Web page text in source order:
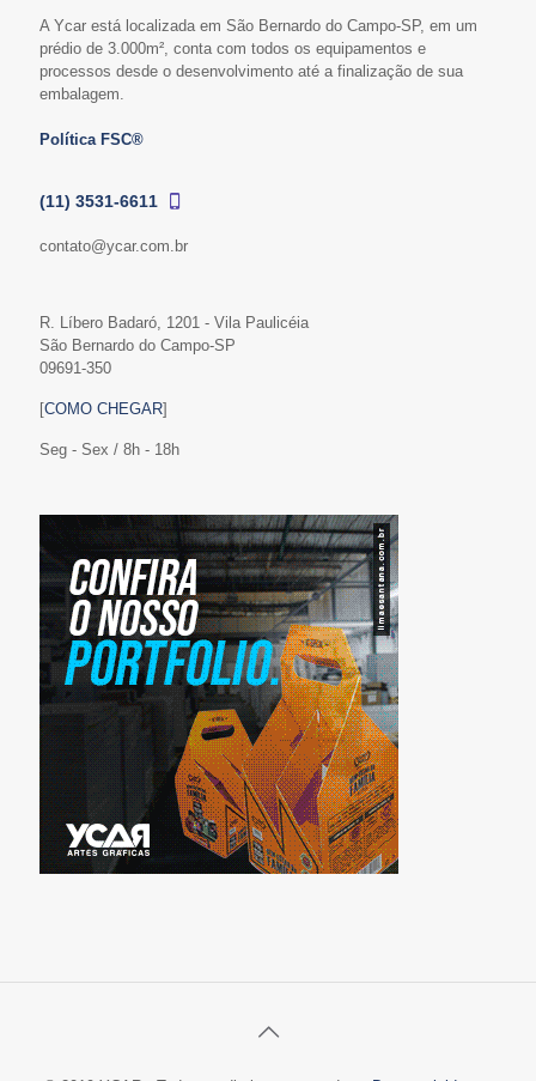
A Ycar está localizada em São Bernardo do Campo-SP, em um
prédio de 3.000m², conta com todos os equipamentos e
processos desde o desenvolvimento até a finalização de sua
embalagem.
Política FSC®
(11) 3531-6611
contato@ycar.com.br
R. Líbero Badaró, 1201 - Vila Paulicéia
São Bernardo do Campo-SP
09691-350
[COMO CHEGAR]
Seg - Sex / 8h - 18h